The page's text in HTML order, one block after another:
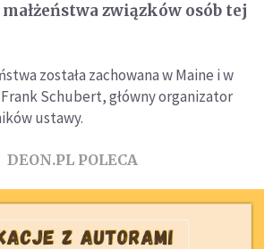
związków osób tej
została zachowana w Maine i w
Schubert, główny organizator
ustawy.
DEON.PL POLECA